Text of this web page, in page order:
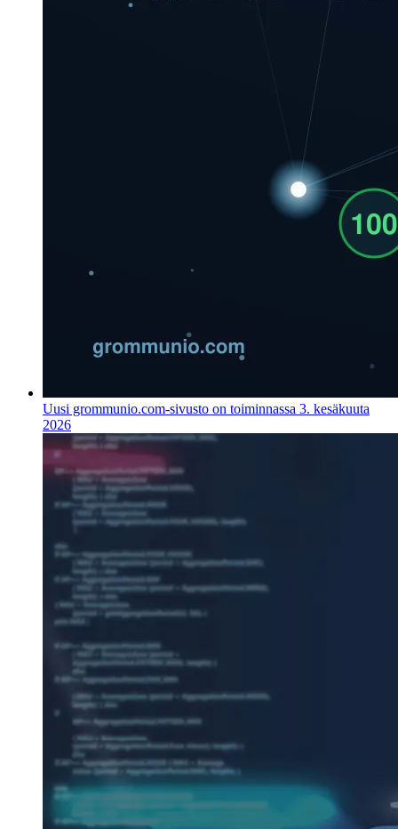
Uusi grommunio.com-sivusto on toiminnassa 3. kesäkuuta
2026